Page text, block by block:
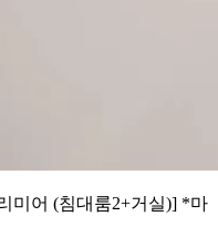
미어 (침대룸2+거실)] *마